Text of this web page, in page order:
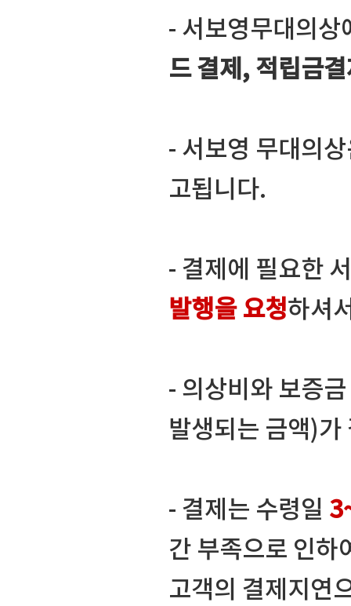
- 서보영무대의
드 결제, 적립금
- 서보영 무대의
고됩니다.
- 결제에 필요한
발행을 요청하셔
- 의상비와 보증
발생되는 금액)
- 결제는 수령일
간 부족으로 인
고객의 결제지연